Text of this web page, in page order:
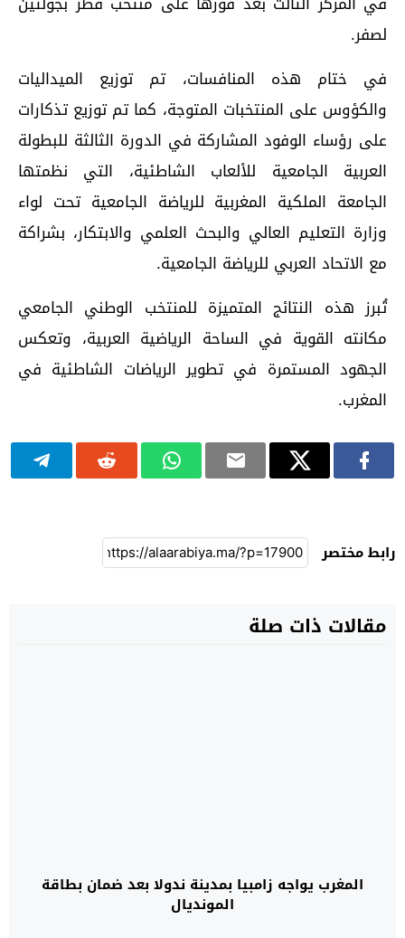
لصفر.
في ختام هذه المنافسات، تم توزيع الميداليات
والكؤوس على المنتخبات المتوجة، كما تم توزيع تذكارات
على رؤساء الوفود المشاركة في الدورة الثالثة للبطولة
العربية الجامعية للألعاب الشاطئية، التي نظمتها
الجامعة الملكية المغربية للرياضة الجامعية تحت لواء
وزارة التعليم العالي والبحث العلمي والابتكار، بشراكة
مع الاتحاد العربي للرياضة الجامعية.
تُبرز هذه النتائج المتميزة للمنتخب الوطني الجامعي
مكانته القوية في الساحة الرياضية العربية، وتعكس
الجهود المستمرة في تطوير الرياضات الشاطئية في
المغرب.
رابط مختصر
مقالات ذات صلة
المغرب يواجه زامبيا بمدينة ندولا بعد ضمان بطاقة
المونديال